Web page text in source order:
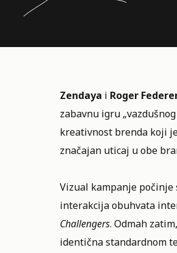
Zendaya i Roger
zabavnu igru
kreativnost brenda koji
značajan uticaj u obe
Vizual kampanje počinje
interakcija obuhvata
Challengers. Odmah
identična standardnom